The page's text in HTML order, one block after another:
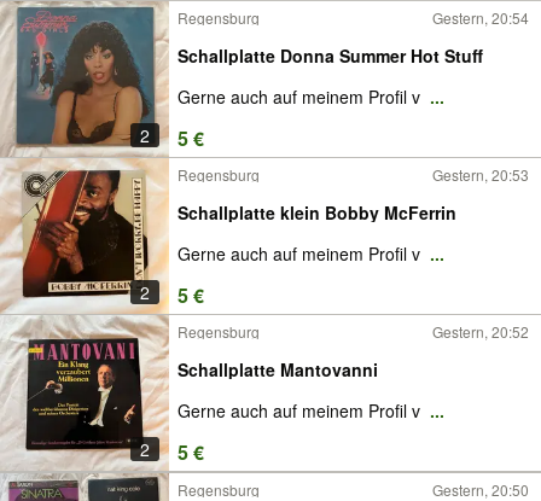
2
Regensburg Gestern, 20:54
Schallplatte Donna Summer Hot Stuff
Gerne auch auf meinem Profil v ...
5 €
2
Regensburg Gestern, 20:53
Schallplatte klein Bobby McFerrin
Gerne auch auf meinem Profil v ...
5 €
2
Regensburg Gestern, 20:52
Schallplatte Mantovanni
Gerne auch auf meinem Profil v ...
5 €
Regensburg Gestern, 20:50